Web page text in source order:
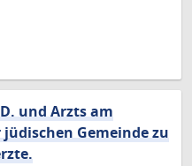
und Arzts am
Gemeinde zu